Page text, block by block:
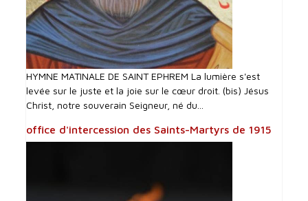
HYMNE MATINALE DE SAINT EPHREM La lumière s'est
levée sur le juste et la joie sur le cœur droit. (bis) Jésus
Christ, notre souverain Seigneur, né du...
office d'intercession des Saints-Martyrs de 1915